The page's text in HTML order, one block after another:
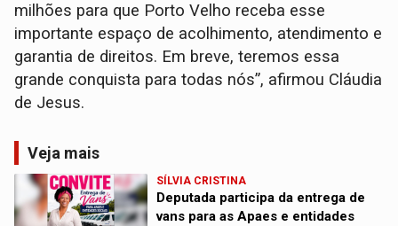
milhões para que Porto Velho receba esse
importante espaço de acolhimento, atendimento e
garantia de direitos. Em breve, teremos essa
grande conquista para todas nós”, afirmou Cláudia
de Jesus.
Veja mais
SÍLVIA CRISTINA
Deputada participa da entrega de
vans para as Apaes e entidades